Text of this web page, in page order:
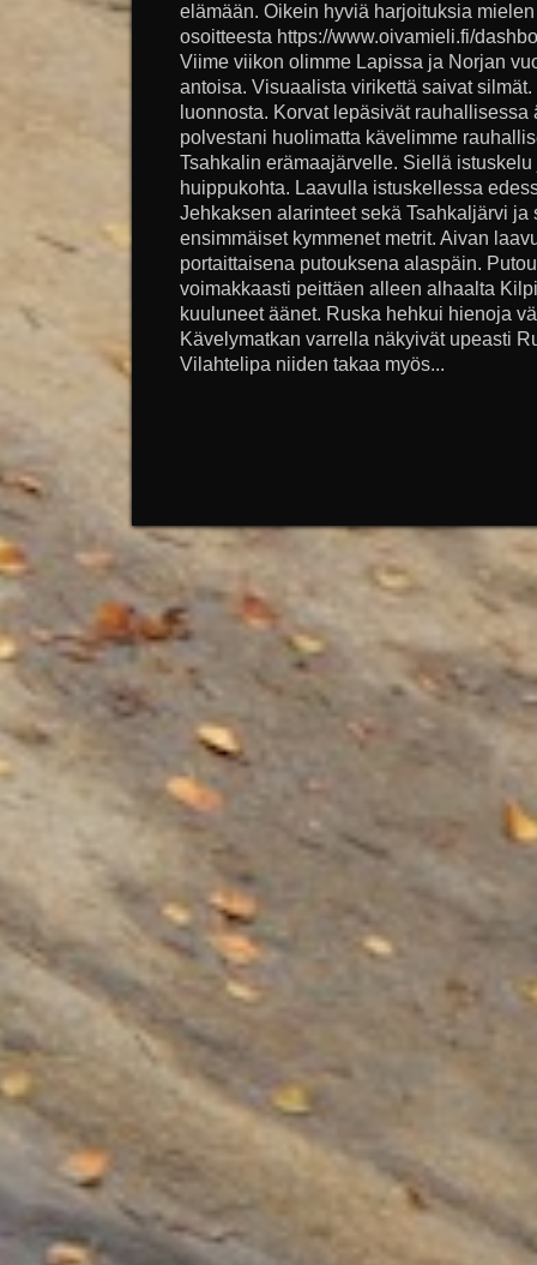
elämään. Oikein hyviä harjoituksia
osoitteesta https://www.oivamieli.fi/
Viime viikon olimme Lapissa ja Norjan
antoisa. Visuaalista virikettä saivat
luonnosta. Korvat lepäsivät
polvestani huolimatta kävelimme
Tsahkalin erämaajärvelle. Siellä
huippukohta. Laavulla istuskellessa
Jehkaksen alarinteet sekä Tsahkaljärvi
ensimmäiset kymmenet metrit. Aivan
portaittaisena putouksena alaspäin.
voimakkaasti peittäen alleen alhaalta
kuuluneet äänet. Ruska hehkui hienoja
Kävelymatkan varrella näkyivät upeasti
Vilahtelipa niiden takaa myös...